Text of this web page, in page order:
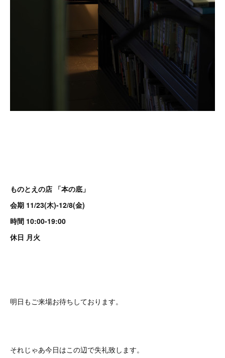
ものとえの店 「本の底」
会期 11/23(木)-12/8(金)
時間 10:00-19:00
休日 月火
明日もご来場お待ちしております。
それじゃあ今日はこの辺で失礼致します。